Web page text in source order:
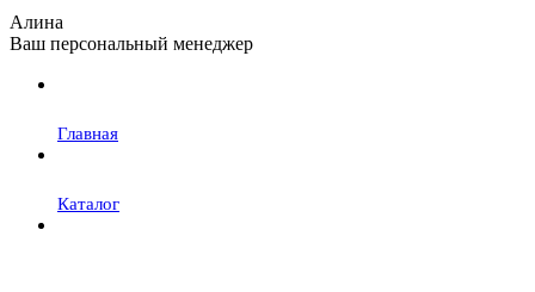
Алина
Ваш персональный менеджер
Главная
Каталог